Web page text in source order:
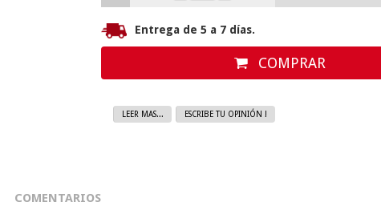
Entrega de 5 a 7 días.
COMPRAR
LEER MAS... ESCRIBE TU OPINIÓN !
COMENTARIOS